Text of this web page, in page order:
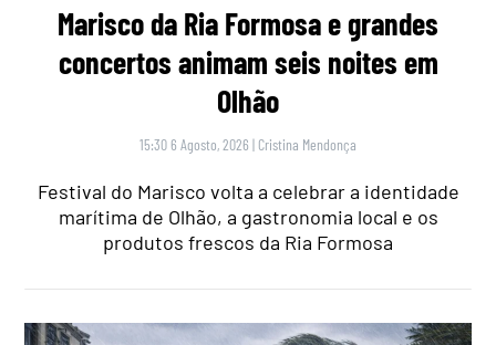
Marisco da Ria Formosa e grandes
concertos animam seis noites em
Olhão
15:30 6 Agosto, 2026 | Cristina Mendonça
Festival do Marisco volta a celebrar a identidade
marítima de Olhão, a gastronomia local e os
produtos frescos da Ria Formosa